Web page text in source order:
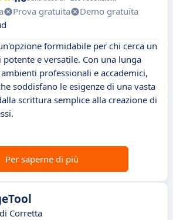
Prova gratuita
Demo gratuita
formidabile per chi cerca un
e versatile. Con una lunga
professionali e accademici,
soddisfano le esigenze di una vasta
scrittura semplice alla creazione di
Per saperne di più
Corretta